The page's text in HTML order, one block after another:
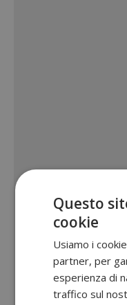
Questo
cookie
Usiamo i
partner, per
esperienza di
traffico sul